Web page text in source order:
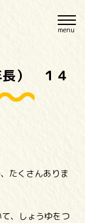
長） １４
たくさんありま
、しょうゆをつ
menu